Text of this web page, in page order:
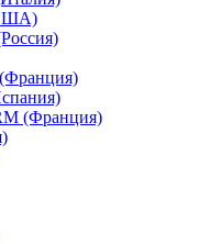
(Франция)